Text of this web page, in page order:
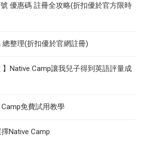
優惠碼 註冊全攻略(折扣優於官方限時
總整理(折扣優於官網註冊)
】Native Camp讓我兒子得到英語評量成
Camp免費試用教學
Native Camp